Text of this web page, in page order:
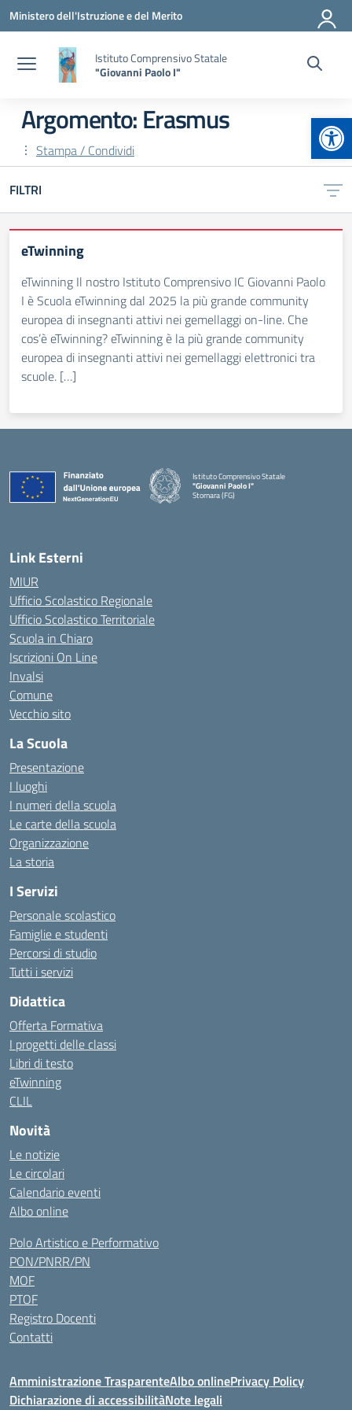
Vai ai contenuti
Vai al menu di navigazione
Vai al footer
Ministero dell'Istruzione e del Merito
Istituto Comprensivo Statale
"Giovanni Paolo I"
Argomento: Erasmus
Stampa / Condividi
FILTRI
eTwinning
eTwinning Il nostro Istituto Comprensivo IC Giovanni Paolo
I è Scuola eTwinning dal 2025 la più grande community
europea di insegnanti attivi nei gemellaggi on-line. Che
cos’è eTwinning? eTwinning è la più grande community
europea di insegnanti attivi nei gemellaggi elettronici tra
scuole. […]
Istituto Comprensivo Statale
"Giovanni Paolo I"
Stornara (FG)
Link Esterni
MIUR
Ufficio Scolastico Regionale
Ufficio Scolastico Territoriale
Scuola in Chiaro
Iscrizioni On Line
Invalsi
Comune
Vecchio sito
La Scuola
Presentazione
I luoghi
I numeri della scuola
Le carte della scuola
Organizzazione
La storia
I Servizi
Personale scolastico
Famiglie e studenti
Percorsi di studio
Tutti i servizi
Didattica
Offerta Formativa
I progetti delle classi
Libri di testo
eTwinning
CLIL
Novità
Le notizie
Le circolari
Calendario eventi
Albo online
Polo Artistico e Performativo
PON/PNRR/PN
MOF
PTOF
Registro Docenti
Contatti
Amministrazione TrasparenteAlbo onlinePrivacy Policy
Dichiarazione di accessibilitàNote legali